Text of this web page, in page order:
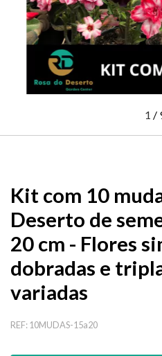
1 /
Kit com 10
Deserto de
20 cm - Flores
dobradas e
variadas
REF: 10MUDAS-15a20